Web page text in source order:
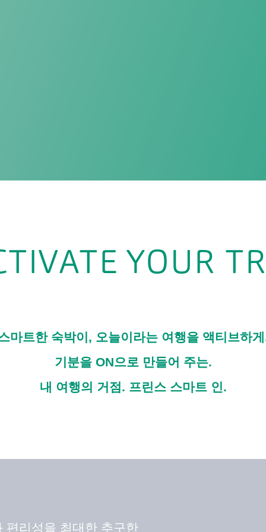
YOUR
마트한 숙박이, 오늘이라는 여행을 액티브하
기분을 ON으로 만들어 주는.
내 여행의 거점. 프린스 스마트 인.
편리성을 최대한 추구한